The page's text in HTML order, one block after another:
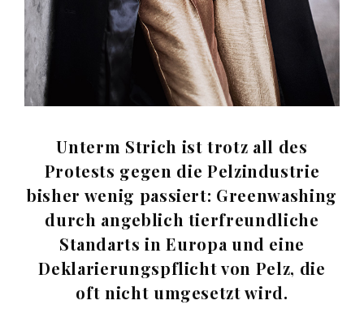
Unterm Strich ist trotz all des
Protests gegen die Pelzindustrie
bisher wenig passiert: Greenwashing
durch angeblich tierfreundliche
Standarts in Europa und eine
Deklarierungspflicht von Pelz, die
oft nicht umgesetzt wird.